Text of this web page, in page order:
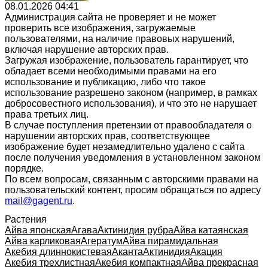
08.01.2026 04:41
Администрация сайта не проверяет и не может
проверить все изображения, загружаемые
пользователями, на наличие правовых нарушений,
включая нарушение авторских прав.
Загружая изображение, пользователь гарантирует, что
обладает всеми необходимыми правами на его
использование и публикацию, либо что такое
использование разрешено законом (например, в рамках
добросовестного использования), и что это не нарушает
права третьих лиц.
В случае поступления претензии от правообладателя о
нарушении авторских прав, соответствующее
изображение будет незамедлительно удалено с сайта
после получения уведомления в установленном законом
порядке.
По всем вопросам, связанным с авторскими правами на
пользовательский контент, просим обращаться по адресу
mail@gagent.ru.
Растения
Айва японскаяАгаваАктинидия рубраАйва катаянская
Айва карликоваяАгератумАйва пирамидальная
Акебия длиннокистеваяАкантаАктинидияАкация
Акебия трехлистнаяАкебия компактнаяАйва прекрасная